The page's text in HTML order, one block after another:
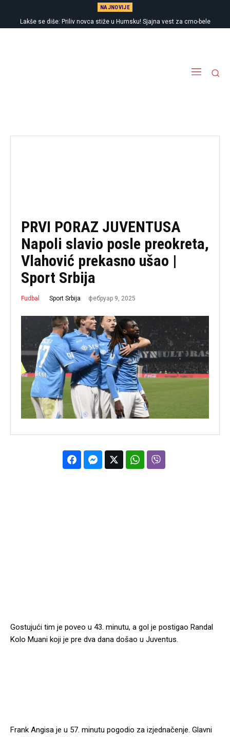
NAJNOVIJE
Lakše se diše: Priliv novca stiže u Humsku! Sjajna vest za crno-bele
PRVI PORAZ JUVENTUSA
Napoli slavio posle preokreta,
Vlahović prekasno ušao |
Sport Srbija
Fudbal Sport Srbija фебруар 9, 2025
Gostujući tim je poveo u 43. minutu, a gol je postigao Randal
Kolo Muani koji je pre dva dana došao u Juventus.
Frank Angisa je u 57. minutu pogodio za izjednačenje. Glavni